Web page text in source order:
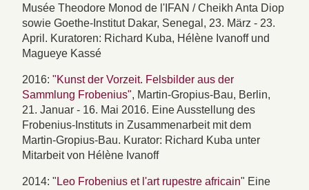
Musée Theodore Monod de l'IFAN / Cheikh Anta Diop
sowie Goethe-Institut Dakar, Senegal, 23. März - 23.
April. Kuratoren: Richard Kuba, Hélène Ivanoff und
Magueye Kassé
2016: "Kunst der Vorzeit. Felsbilder aus der
Sammlung Frobenius", Martin-Gropius-Bau, Berlin,
21. Januar - 16. Mai 2016. Eine Ausstellung des
Frobenius-Instituts in Zusammenarbeit mit dem
Martin-Gropius-Bau. Kurator: Richard Kuba unter
Mitarbeit von Hélène Ivanoff
2014: "Leo Frobenius et l'art rupestre africain" Eine